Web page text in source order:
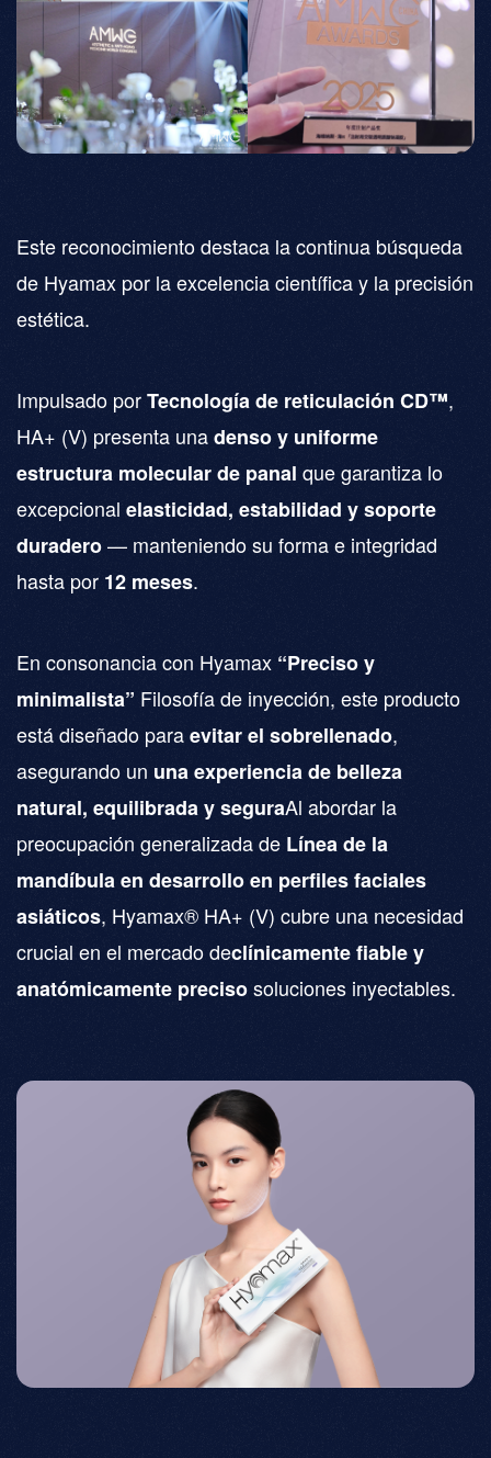
Este reconocimiento destaca la continua búsqueda
de Hyamax por la excelencia científica y la precisión
estética.
Impulsado porTecnología de reticulación CD™,
HA+ (V) presenta unadenso y uniforme
estructura molecular de panal que garantiza lo
excepcional elasticidad, estabilidad y soporte
duradero— manteniendo su forma e integridad
hasta por 12 meses.
En consonancia con Hyamax “Preciso y
minimalista” Filosofía de inyección, este producto
está diseñado paraevitar el sobrellenado,
asegurando un una experiencia de belleza
natural, equilibrada y seguraAl abordar la
preocupación generalizada de Línea de la
mandíbula en desarrollo en perfiles faciales
asiáticos, Hyamax® HA+ (V) cubre una necesidad
crucial en el mercado declínicamente fiable y
anatómicamente precisosoluciones inyectables.